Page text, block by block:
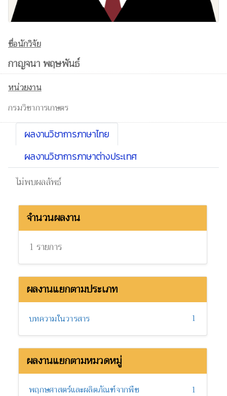
ชื่อนักวิจัย
กาญจนา พฤษพันธ์
หน่วยงาน
กรมวิชาการเกษตร
ผลงานวิชาการภาษาไทย
ผลงานวิชาการภาษาต่างประเทศ
ไม่พบผลลัพธ์
จำนวนผลงาน
1 รายการ
ผลงานแยกตามประเภท
บทความในวารสาร 1
ผลงานแยกตามหมวดหมู่
พฤกษศาสตร์และผลิตภัณฑ์จากพืช 1